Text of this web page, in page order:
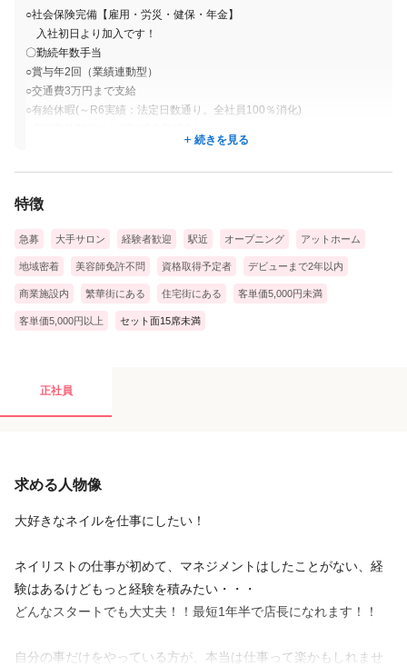
ンへ転籍し新しい環境で更にチャレンジすることもできます！
○社会保険完備【雇用・労災・健保・年金】
入社初日より加入です！
〇勤続年数手当
○賞与年2回（業績連動型）
○交通費3万円まで支給
○有給休暇(～R6実績：法定日数通り。全社員100％消化)
○健康診断(年1回※全額会社負担)
〇髪型、髪色自由♪
〇タトゥーOK（施術時に見える箇所はシール等で隠して頂きます）
続きを見る
特徴
急募 大手サロン 経験者歓迎 駅近 オープニング アットホーム
地域密着 美容師免許不問 資格取得予定者 デビューまで2年以内
商業施設内 繁華街にある 住宅街にある 客単価5,000円未満
客単価5,000円以上 セット面15席未満
正社員
求める人物像
大好きなネイルを仕事にしたい！
ネイリストの仕事が初めて、マネジメントはしたことがない、経
験はあるけどもっと経験を積みたい・・・
どんなスタートでも大丈夫！！最短1年半で店長になれます！！
自分の事だけをやっている方が、本当は仕事って楽かもしれませ